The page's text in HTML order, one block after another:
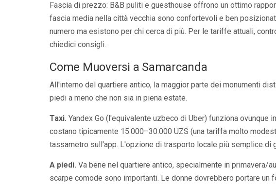
Fascia di prezzo: B&B puliti e guesthouse offrono un ottimo
fascia media nella città vecchia sono confortevoli e ben
numero ma esistono per chi cerca di più. Per le tariffe attuali,
chiedici consigli.
Come Muoversi a Samarcanda
All'interno del quartiere antico, la maggior parte dei monumenti
piedi a meno che non sia in piena estate.
Taxi. Yandex Go (l'equivalente uzbeco di Uber) funziona ovunque
costano tipicamente 15.000–30.000 UZS (una tariffa molto
tassametro sull'app. L'opzione di trasporto locale più semplice di
A piedi. Va bene nel quartiere antico, specialmente in primavera/
scarpe comode sono importanti. Le donne dovrebbero portare